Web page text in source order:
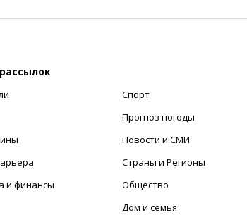
и финансы
Спорт
Прогноз погоды
Новости и СМИ
Страны и Регионы
Общество
Дом и семья